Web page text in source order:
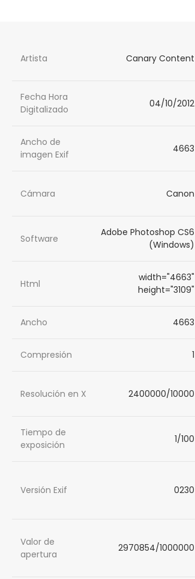
Artista Canary Content
Fecha Hora
Digitalizado
04/10/2012
Ancho de
imagen Exif
4663
Cámara Canon
Software
Adobe Photoshop CS6
(Windows)
Html
width="4663"
height="3109"
Ancho 4663
Compresión 1
Resolución en X 2400000/10000
Tiempo de
exposición
1/100
Versión Exif 0230
Valor de
apertura
2970854/1000000